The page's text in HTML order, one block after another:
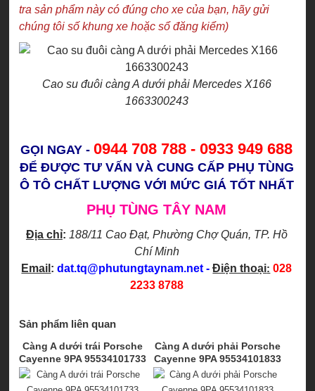
tra sản phẩm này có đúng cho xe của bạn, hãy gửi
chúng tôi số khung xe hoặc sổ đăng kiểm)
Cao su đuôi càng A dưới phải Mercedes X166
1663300243
GỌI NGAY -0944 708 788 - 0933 949 688
ĐỂ ĐƯỢC TƯ VẤN VÀ CUNG CẤP PHỤ TÙNG
Ô TÔ CHẤT LƯỢNG VỚI MỨC GIÁ TỐT NHẤT
PHỤ TÙNG TÂY NAM
Địa chỉ: 188/11 Cao Đạt, Phường Chợ Quán, TP. Hồ
Chí Minh
Email :dat.tq@phutungtaynam.net-Điện thoại: 028
2233 8788
Sản phẩm liên quan
Càng A dưới trái Porsche
Cayenne 9PA 95534101733
Càng A dưới phải Porsche
Cayenne 9PA 95534101833